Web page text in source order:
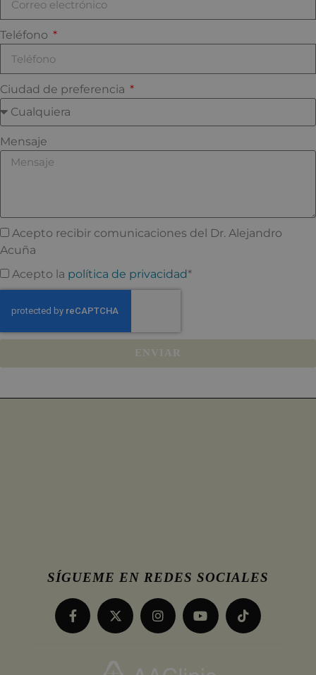
Teléfono
Ciudad de preferencia
Mensaje
Acepto recibir comunicaciones del Dr. Alejandro
Acuña
Acepto la política de privacidad*
ENVIAR
SÍGUEME EN REDES SOCIALES